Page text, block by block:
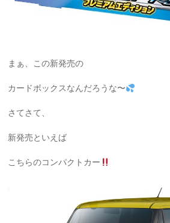
まぁ、この新発売の
カードボックスなんだろうな〜
さてさて、
新発売といえば
こちらのコンパクトカー